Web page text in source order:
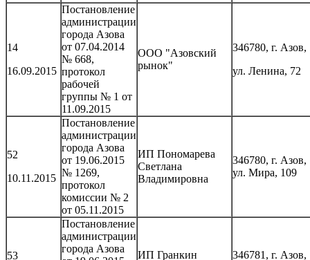
14
16.09.2015
Постановление
администрации
города Азова
от 07.04.2014
№ 668,
протокол
рабочей
группы № 1 от
11.09.2015
ООО "Азовский
рынок"
346780, г. Азов,
ул. Ленина, 72
52
10.11.2015
Постановление
администрации
города Азова
от 19.06.2015
№ 1269,
протокол
комиссии № 2
от 05.11.2015
ИП Пономарева
Светлана
Владимировна
346780, г. Азов,
ул. Мира, 109
53
Постановление
администрации
города Азова
ИП Гранкин
346781, г. Азов,